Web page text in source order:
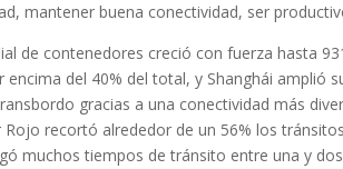
mantener buena conectividad, ser
de contenedores creció con fuerza hasta
encima del 40% del total, y Shanghái amplió
gracias a una conectividad más
Rojo recortó alrededor de un 56% los
muchos tiempos de tránsito entre una y